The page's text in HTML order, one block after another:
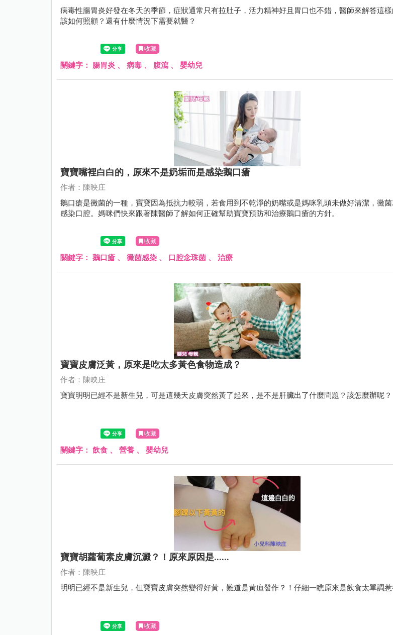
病毒性腸胃炎好發在冬天的季節，症狀通常只有拉肚子，活力精神好且胃口也不錯，醫師來解答這
該如何照顧？還有什麼情況下需要就醫？
收藏
關鍵字： 腸胃炎 、 病毒 、 腹瀉 、 嬰幼兒
寶寶嘴裡白白的，原來不是奶垢而是感染鵝口瘡
作者：陳映庄
鵝口瘡是黴菌的一種，寶寶因為抵抗力較弱，若食用到不乾淨的奶嘴或是媽咪乳頭未做好清潔，黴
感染口腔。媽咪們快來跟著陳醫師了解如何正確幫助寶寶預防和治療鵝口瘡的方針。
收藏
關鍵字： 鵝口瘡 、 黴菌感染 、 口腔念珠菌 、 治療
寶寶皮膚泛黃，原來是吃太多黃色食物造成？
作者：陳映庄
寶寶明明已經不是新生兒，可是這幾天皮膚突然黃了起來，是不是肝臟出了什麼問題？該怎麼辦呢？
收藏
關鍵字： 飲食 、 營養 、 嬰幼兒
寶寶胡蘿蔔素皮膚沉澱？！原來原因是......
作者：陳映庄
明明已經不是新生兒，但寶寶皮膚突然變得好黃，難道是黃疸發作？！仔細一瞧原來是飲食太單調惹
收藏